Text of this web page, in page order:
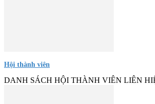
Hội thành viên
DANH SÁCH HỘI THÀNH VIÊN LIÊN